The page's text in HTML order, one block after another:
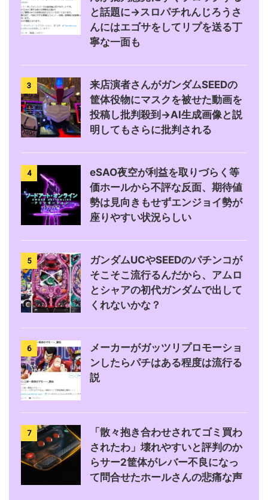
と話題に→スロパチれんじろうさ
んにはエゴサをしてリプを送る丁
寧な一面も
3
来店演者さんがガンダムSEEDの
筐体役物にマスクを被せた動画を
投稿し批判殺到→AI生成画像と説
明してもさらに批判される
4
eSAO夜空が利益を取りづらく等
価ホールから不評な反面、期待値
勢は見向きもせずエンジョイ勢が
座りやすい状況らしい
5
ガンダムUCやSEEDのパチンコが
そこそこ流行るんだから、アムロ
とシャアの初代ガンダムで出して
くれないかな？
6
メーカーがガッツリプロモーショ
ンしたらパチはある程度は流行る
説
7
「散々抱き合わせされてゴミ買わ
されたわ」壊れやすいと評判のか
らサー2筐体がレバー不良になっ
て問合せたホールさんの悲痛な声